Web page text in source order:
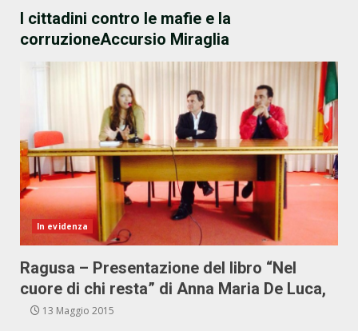
I cittadini contro le mafie e la
corruzioneAccursio Miraglia
In evidenza
Ragusa – Presentazione del libro “Nel
cuore di chi resta” di Anna Maria De Luca,
13 Maggio 2015